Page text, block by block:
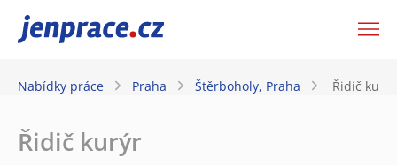
JenPráce.cz
Nabídky práce Praha Štěrboholy, Praha Řidič kurýr
Řidič kurýr